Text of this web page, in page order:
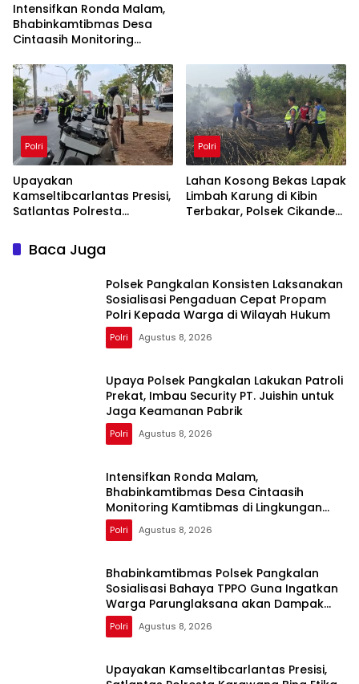
Intensifkan Ronda Malam,
Bhabinkamtibmas Desa
Cintaasih Monitoring
Masyarakat
Polri
Upayakan
Kamseltibcarlantas Presisi,
Satlantas Polresta
Berlalu Lintas Kepada
Pengendara Motor
Polri
Lahan Kosong Bekas Lapak
Limbah Karung di Kibin
Terbakar, Polsek Cikande
Baca Juga
Polsek Pangkalan Konsisten Laksanakan
Sosialisasi Pengaduan Cepat Propam
Polri Kepada Warga di Wilayah Hukum
Polri Agustus 8, 2026
Upaya Polsek Pangkalan Lakukan Patroli
Prekat, Imbau Security PT. Juishin untuk
Jaga Keamanan Pabrik
Polri Agustus 8, 2026
Intensifkan Ronda Malam,
Bhabinkamtibmas Desa Cintaasih
Monitoring Kamtibmas di Lingkungan
Masyarakat
Polri Agustus 8, 2026
Bhabinkamtibmas Polsek Pangkalan
Sosialisasi Bahaya TPPO Guna Ingatkan
Warga Parunglaksana akan Dampak
Buruknya
Polri Agustus 8, 2026
Upayakan Kamseltibcarlantas Presisi,